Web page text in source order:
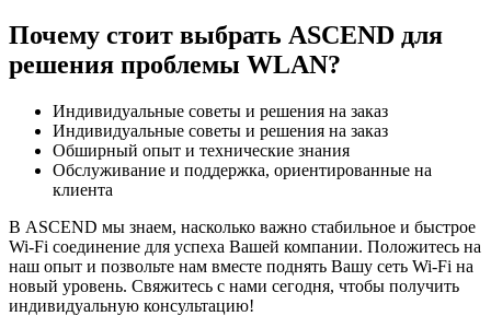
Почему стоит выбрать ASCEND для
решения проблемы WLAN?
Индивидуальные советы и решения на заказ
Индивидуальные советы и решения на заказ
Обширный опыт и технические знания
Обслуживание и поддержка, ориентированные на
клиента
В ASCEND мы знаем, насколько важно стабильное и быстрое
Wi-Fi соединение для успеха Вашей компании. Положитесь на
наш опыт и позвольте нам вместе поднять Вашу сеть Wi-Fi на
новый уровень. Свяжитесь с нами сегодня, чтобы получить
индивидуальную консультацию!